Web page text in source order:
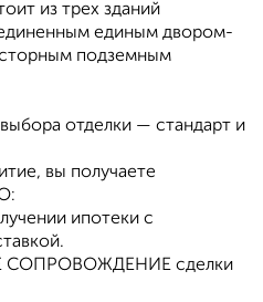
из трех зданий
единым двором-
подземным
отделки — стандарт и
вы получаете
ипотеки с
сделки